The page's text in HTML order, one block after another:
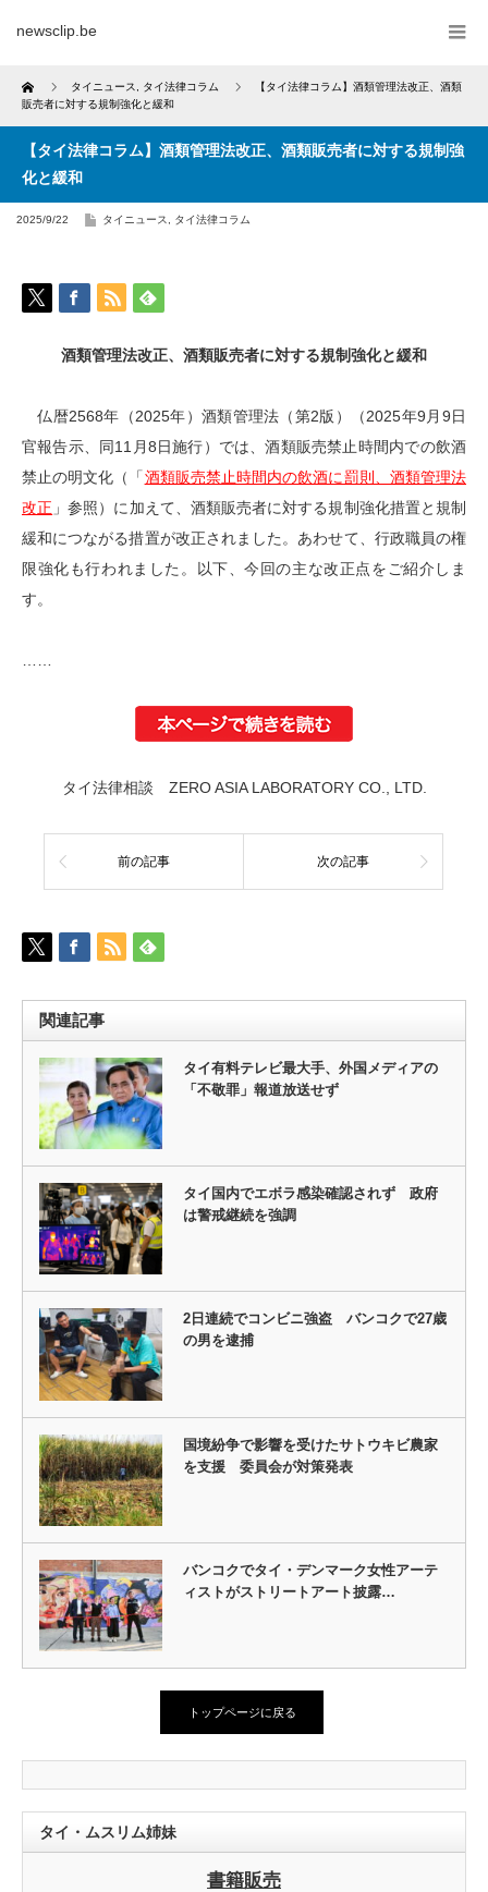
newsclip.be
Home タイニュース タイ法律コラム
【タイ法律コラム】酒類管理法改正、酒類
販売者に対する規制強化と緩和
【タイ法律コラム】酒類管理法改正、酒類販売者に対する規制強
化と緩和
2025/9/22 タイニュース タイ法律コラム
酒類管理法改正、酒類販売者に対する規制強化と緩和
仏暦2568年（2025年）酒類管理法（第2版）（2025年9月9日
官報告示、同11月8日施行）では、酒類販売禁止時間内での飲酒
禁止の明文化（「酒類販売禁止時間内の飲酒に罰則、酒類管理法
改正 」参照）に加えて、酒類販売者に対する規制強化措置と規制
緩和につながる措置が改正されました。あわせて、行政職員の権
限強化も行われました。以下、今回の主な改正点をご紹介しま
す。
タイ法律相談 ZERO ASIA LABORATORY CO., LTD.
前の記事 次の記事
関連記事
タイ有料テレビ最大手、外国メディアの
「不敬罪」報道放送せず
タイ国内でエボラ感染確認されず 政府
は警戒継続を強調
2日連続でコンビニ強盗 バンコクで27歳
の男を逮捕
国境紛争で影響を受けたサトウキビ農家
を支援 委員会が対策発表
バンコクでタイ・デンマーク女性アーテ
ィストがストリートアート披露…
トップページに戻る
タイ・ムスリム姉妹
書籍販売